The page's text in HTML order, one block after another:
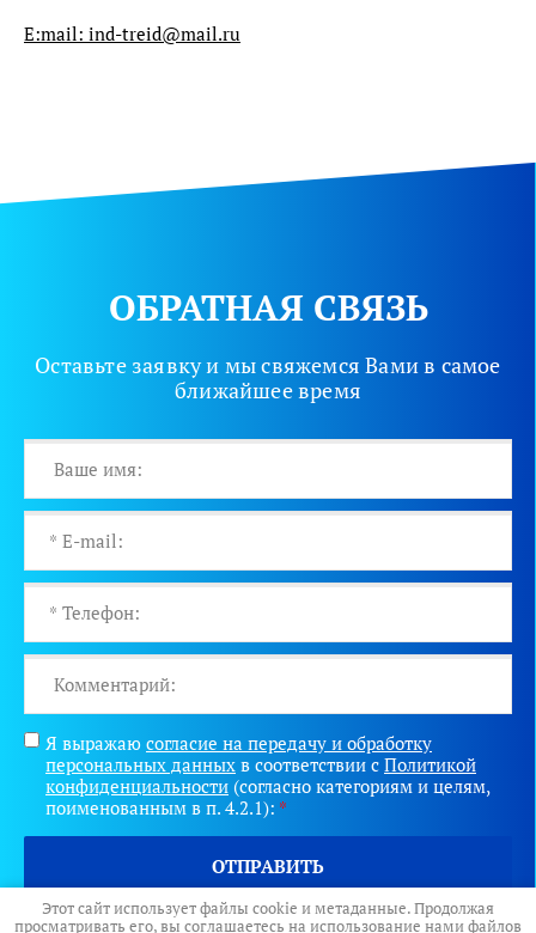
E:mail: ind-treid@mail.ru
ОБРАТНАЯ СВЯЗЬ
Оставьте заявку и мы свяжемся Вами в самое
ближайшее время
Я выражаю согласие на передачу и обработку
персональных данных в соответствии с Политикой
конфиденциальности (согласно категориям и целям,
поименованным в п. 4.2.1): *
ОТПРАВИТЬ
Этот сайт использует файлы cookie и метаданные. Продолжая
просматривать его, вы соглашаетесь на использование нами файлов